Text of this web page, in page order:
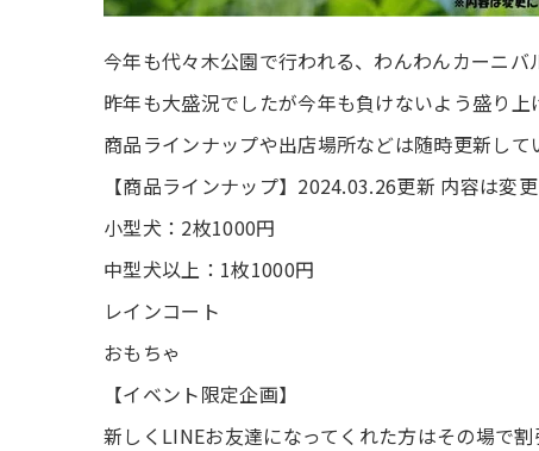
今年も代々木公園で行われる、わんわんカーニバ
昨年も大盛況でしたが今年も負けないよう盛り上
商品ラインナップや出店場所などは随時更新して
【商品ラインナップ】2024.03.26更新 内容は変
小型犬：2枚1000円
中型犬以上：1枚1000円
レインコート
おもちゃ
【イベント限定企画】
新しくLINEお友達になってくれた方はその場で割